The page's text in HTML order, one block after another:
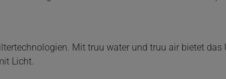
Mit truu water und truu air bietet
Licht.